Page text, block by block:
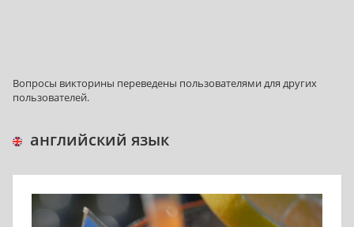
Bопросы викторины переведены пользователями для других
пользователей.
английский язык